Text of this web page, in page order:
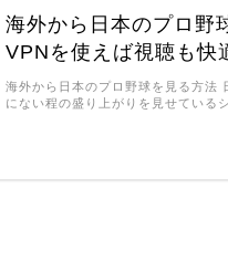
海外から日本のプロ野
VPNを使えば視聴も快
海外から日本のプロ野球を見る方法
にない程の盛り上がりを見せている